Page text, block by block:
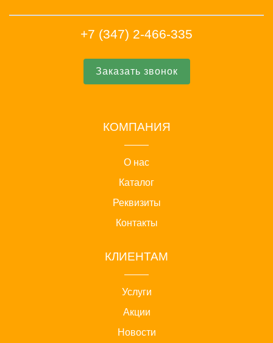
+7 (347) 2-466-335
Заказать звонок
КОМПАНИЯ
О нас
Каталог
Реквизиты
Контакты
КЛИЕНТАМ
Услуги
Акции
Новости